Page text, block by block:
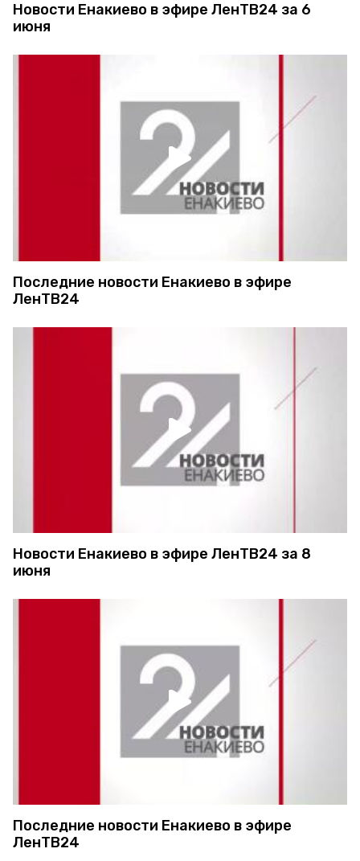
Новости Енакиево в эфире ЛенТВ24 за 6
июня
Последние новости Енакиево в эфире
ЛенТВ24
Новости Енакиево в эфире ЛенТВ24 за 8
июня
Последние новости Енакиево в эфире
ЛенТВ24